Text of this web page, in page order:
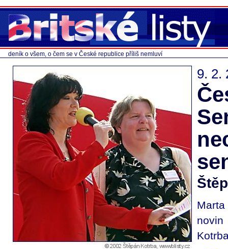
deník o všem, o čem se v České republice příliš nemluví
9. 2.
novin